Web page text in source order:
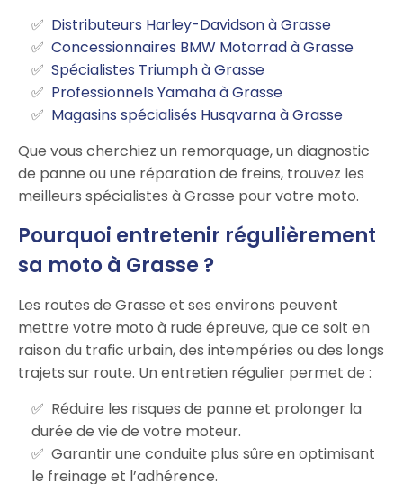
Distributeurs Harley-Davidson à Grasse
Concessionnaires BMW Motorrad à Grasse
Spécialistes Triumph à Grasse
Professionnels Yamaha à Grasse
Magasins spécialisés Husqvarna à Grasse
Que vous cherchiez un remorquage, un diagnostic
de panne ou une réparation de freins, trouvez les
meilleurs spécialistes à Grasse pour votre moto.
Pourquoi entretenir régulièrement
sa moto à Grasse ?
Les routes de Grasse et ses environs peuvent
mettre votre moto à rude épreuve, que ce soit en
raison du trafic urbain, des intempéries ou des longs
trajets sur route. Un entretien régulier permet de :
Réduire les risques de panne et prolonger la
durée de vie de votre moteur.
Garantir une conduite plus sûre en optimisant
le freinage et l’adhérence.